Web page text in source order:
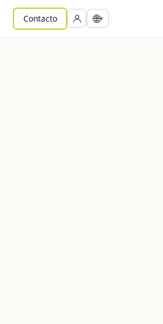
Contacto 🌐